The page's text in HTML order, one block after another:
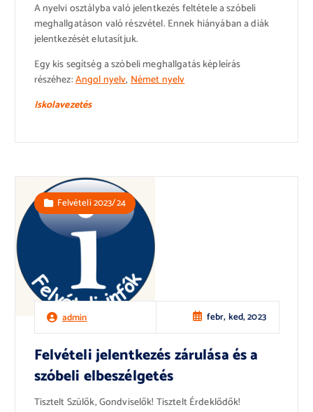
A nyelvi osztályba való jelentkezés feltétele a szóbeli
meghallgatáson való részvétel. Ennek hiányában a diák
jelentkezését elutasítjuk.
Egy kis segítség a szóbeli meghallgatás képleírás
részéhez:Angol nyelv,Német nyelv
Iskolavezetés
admin febr, ked, 2023
Felvételi 2023/24
Felvételi jelentkezés zárulása és a
szóbeli elbeszélgetés
Tisztelt Szülők, Gondviselők! Tisztelt Érdeklődők!